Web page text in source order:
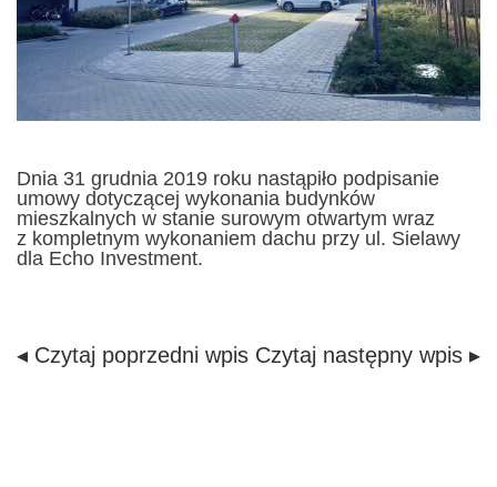
Dnia 31 grudnia 2019 roku nastąpiło podpisanie
umowy dotyczącej wykonania budynków
mieszkalnych w stanie surowym otwartym wraz
z kompletnym wykonaniem dachu przy ul. Sielawy
dla Echo Investment.
◂ Czytaj poprzedni wpis Czytaj następny wpis ▸